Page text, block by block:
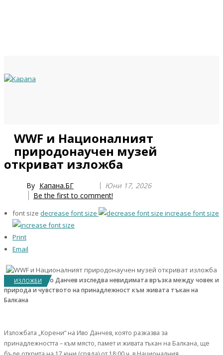
WWF и Националният
природонаучен музей
откриват изложба
By Капана.БГ
Юни 17, 2026
Be the first to comment!
font size decrease font size increase font size
Print
Email
ИЗЛОЖБИ
„Корени“ на Иво Данчев изследва невидимата връзка между човек и
природа и чувството на принадлежност към живата тъкан на
Балкана
Изложбата „Корени“ на Иво Данчев, която разказва за
принадлежността – към място, памет и живата тъкан на Балкана, ще
Year
Month
Year
Month